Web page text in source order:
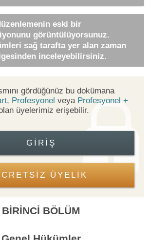
eski bir
görüntülüyorsunuz.
sağ tarafta yer alan zaman
inceleyebilirsiniz.
gördüğünüz bu dokümana
, Profesyonel veya Profesyonel +
üyelerimiz erişebilir.
GIRIŞ
ÜYELİK
BİRİNCİ BÖLÜM